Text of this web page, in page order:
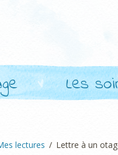
Les
lectures Lettre à un